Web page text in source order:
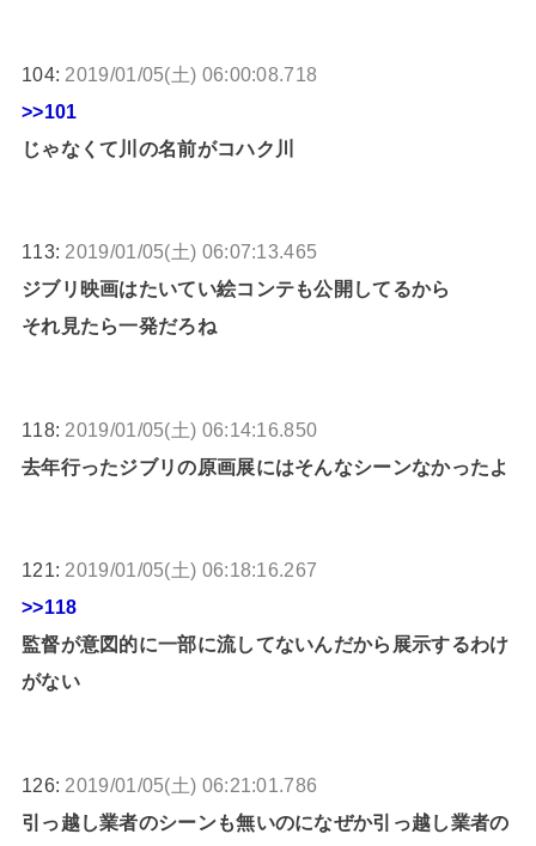
104: 2019/01/05(土) 06:00:08.718
>>101
じゃなくて川の名前がコハク川
113: 2019/01/05(土) 06:07:13.465
ジブリ映画はたいてい絵コンテも公開してるから
それ見たら一発だろね
118: 2019/01/05(土) 06:14:16.850
去年行ったジブリの原画展にはそんなシーンなかったよ
121: 2019/01/05(土) 06:18:16.267
>>118
監督が意図的に一部に流してないんだから展示するわけ
がない
126: 2019/01/05(土) 06:21:01.786
引っ越し業者のシーンも無いのになぜか引っ越し業者の